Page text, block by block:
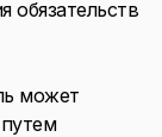
обязательств
может